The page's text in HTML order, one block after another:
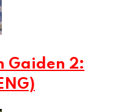
Gaiden 2: